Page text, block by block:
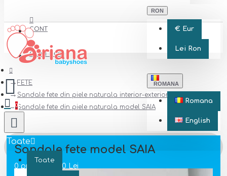
CONT
CONT NOU
RON
€ Eur
Lei Ron
ROMANA
Romana
English
0
Toate
Toate
0 produs(e) - 0 Lei
FETE
Sandale fete din piele naturala interior-exterior
Sandale fete din piele naturala model SAIA
Sandale fete model SAIA